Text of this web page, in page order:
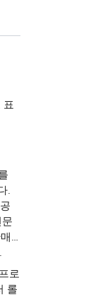
표
.
로
롤